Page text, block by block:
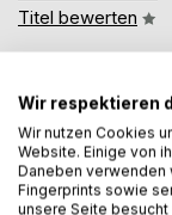
Titel bewerten
BESCHREIBUNG
Wir respektieren
Wir nutzen Cookies
Website. Einige von
Daneben verwenden
Fingerprints sowie
unsere Seite